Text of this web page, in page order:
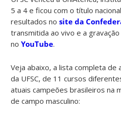
5 a 4 e ficou com o título
resultados nosite da
transmitida ao vivo e a
noYouTube.
Veja abaixo, a lista completa
da UFSC, de 11 cursos
atuais campeões brasileiros na
de campo masculino: